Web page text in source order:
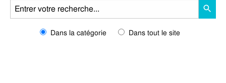
Dans la catégorie Dans tout le site